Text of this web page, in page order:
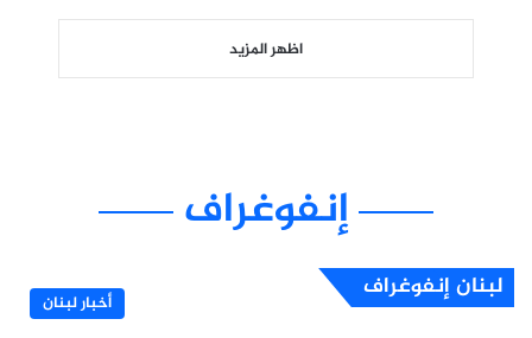
اظهر المزيد
إنفوغراف
لبنان إنفوغراف أخبار لبنان